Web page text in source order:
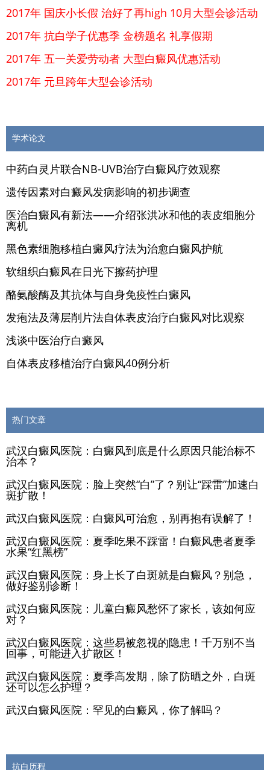
2017年 国庆小长假 治好了再high 10月大型会诊活动
2017年 抗白学子优惠季 金榜题名 礼享假期
2017年 五一关爱劳动者 大型白癜风优惠活动
2017年 元旦跨年大型会诊活动
学术论文
中药白灵片联合NB-UVB治疗白癜风疗效观察
遗传因素对白癜风发病影响的初步调查
医治白癜风有新法——介绍张洪冰和他的表皮细胞分
离机
黑色素细胞移植白癜风疗法为治愈白癜风护航
软组织白癜风在日光下擦药护理
酪氨酸酶及其抗体与自身免疫性白癜风
发疱法及薄层削片法自体表皮治疗白癜风对比观察
浅谈中医治疗白癜风
自体表皮移植治疗白癜风40例分析
热门文章
武汉白癜风医院：白癜风到底是什么原因只能治标不
治本？
武汉白癜风医院：脸上突然“白”了？别让“踩雷”加速白
斑扩散！
武汉白癜风医院：白癜风可治愈，别再抱有误解了！
武汉白癜风医院：夏季吃果不踩雷！白癜风患者夏季
水果“红黑榜”
武汉白癜风医院：身上长了白斑就是白癜风？别急，
做好鉴别诊断！
武汉白癜风医院：儿童白癜风愁怀了家长，该如何应
对？
武汉白癜风医院：这些易被忽视的隐患！千万别不当
回事，可能进入扩散区！
武汉白癜风医院：夏季高发期，除了防晒之外，白斑
还可以怎么护理？
武汉白癜风医院：罕见的白癜风，你了解吗？
抗白历程